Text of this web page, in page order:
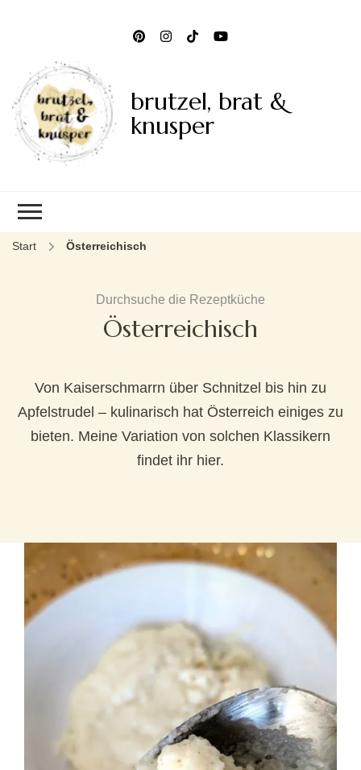
brutzel, brat &
knusper
Start Österreichisch
Durchsuche die Rezeptküche
Österreichisch
Von Kaiserschmarrn über Schnitzel bis hin zu
Apfelstrudel – kulinarisch hat Österreich einiges zu
bieten. Meine Variation von solchen Klassikern
findet ihr hier.